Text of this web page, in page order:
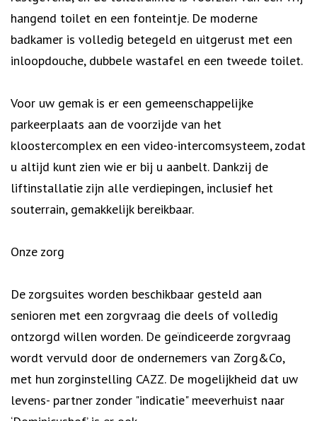
hangend toilet en een fonteintje. De moderne
badkamer is volledig betegeld en uitgerust met een
inloopdouche, dubbele wastafel en een tweede toilet.
Voor uw gemak is er een gemeenschappelijke
parkeerplaats aan de voorzijde van het
kloostercomplex en een video-intercomsysteem, zodat
u altijd kunt zien wie er bij u aanbelt. Dankzij de
liftinstallatie zijn alle verdiepingen, inclusief het
souterrain, gemakkelijk bereikbaar.
Onze zorg
De zorgsuites worden beschikbaar gesteld aan
senioren met een zorgvraag die deels of volledig
ontzorgd willen worden. De geïndiceerde zorgvraag
wordt vervuld door de ondernemers van Zorg&Co,
met hun zorginstelling CAZZ. De mogelijkheid dat uw
levens- partner zonder "indicatie" meeverhuist naar